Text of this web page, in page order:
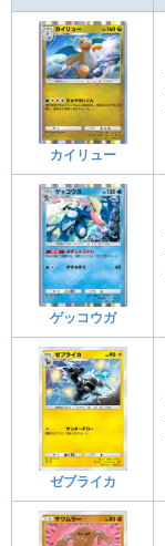
カイリュー
ゲッコウガ
ゼブライカ